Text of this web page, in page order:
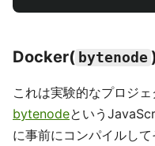
Piping Serverが立ち上が
起動